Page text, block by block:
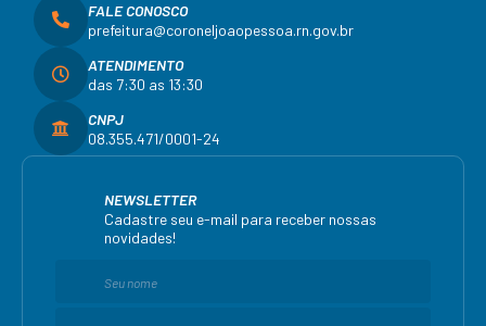
FALE CONOSCO
prefeitura@coroneljoaopessoa.rn.gov.br
ATENDIMENTO
das 7:30 as 13:30
CNPJ
08.355.471/0001-24
NEWSLETTER
Cadastre seu e-mail para receber nossas
novidades!